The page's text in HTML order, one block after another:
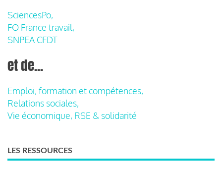
SciencesPo,
FO France travail,
SNPEA CFDT
et de...
Emploi, formation et compétences,
Relations sociales,
Vie économique, RSE & solidarité
LES RESSOURCES